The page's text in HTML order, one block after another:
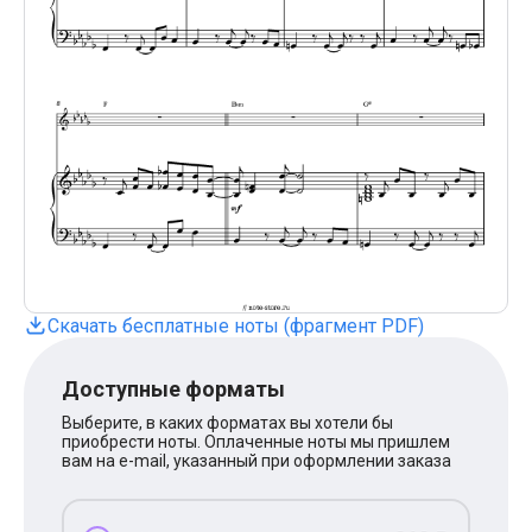
XOLIDAYBOY
Ваня Дмитриенко
Полина Гагарина
Монеточка
HammAli
HammAli & Navai
Алена Швец
Michael Jackson
Тима Белорусских
BEARWOLF
Севара
Мария Чайковская
Скачать бесплатные ноты (фрагмент PDF)
Доступные форматы
Выберите, в каких форматах вы хотели бы
приобрести ноты. Оплаченные ноты мы пришлем
вам на e-mail, указанный при оформлении заказа